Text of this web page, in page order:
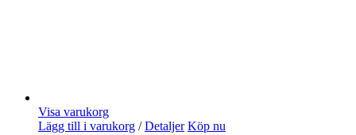
Visa varukorg
Lägg till i varukorg / Detaljer Köp nu